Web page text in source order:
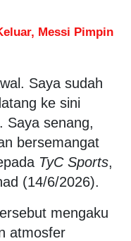
Messi Pimpin
Saya sudah
ke sini
Saya senang,
bersemangat
TyC Sports,
(14/6/2026).
mengaku
atmosfer